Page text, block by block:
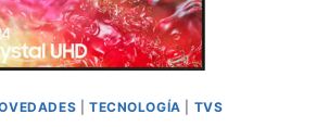
TECNOLOGÍA TVS